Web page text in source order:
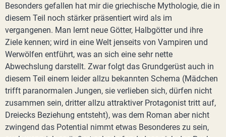
Besonders gefallen hat mir die griechische Mythologie, die in
diesem Teil noch stärker präsentiert wird als im
vergangenen. Man lernt neue Götter, Halbgötter und ihre
Ziele kennen; wird in eine Welt jenseits von Vampiren und
Werwölfen entführt, was an sich eine sehr nette
Abwechslung darstellt. Zwar folgt das Grundgerüst auch in
diesem Teil einem leider allzu bekannten Schema (Mädchen
trifft paranormalen Jungen, sie verlieben sich, dürfen nicht
zusammen sein, dritter allzu attraktiver Protagonist tritt auf,
Dreiecks Beziehung entsteht), was dem Roman aber nicht
zwingend das Potential nimmt etwas Besonderes zu sein,